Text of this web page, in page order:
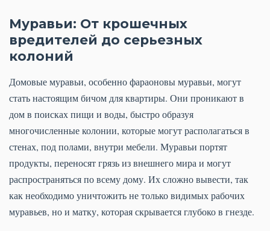
Муравьи: От крошечных
вредителей до серьезных
колоний
Домовые муравьи, особенно фараоновы муравьи, могут
стать настоящим бичом для квартиры. Они проникают в
дом в поисках пищи и воды, быстро образуя
многочисленные колонии, которые могут располагаться в
стенах, под полами, внутри мебели. Муравьи портят
продукты, переносят грязь из внешнего мира и могут
распространяться по всему дому. Их сложно вывести, так
как необходимо уничтожить не только видимых рабочих
муравьев, но и матку, которая скрывается глубоко в гнезде.